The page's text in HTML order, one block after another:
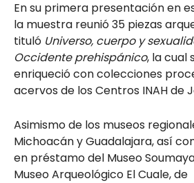
En su primera presentación en
la muestra reunió 35 piezas
tituló Universo, cuerpo y
Occidente prehispánico, la cual
enriqueció con colecciones
acervos de los Centros INAH de
Asimismo de los museos
Michoacán y Guadalajara, así
en préstamo del Museo
Museo Arqueológico El Cuale,